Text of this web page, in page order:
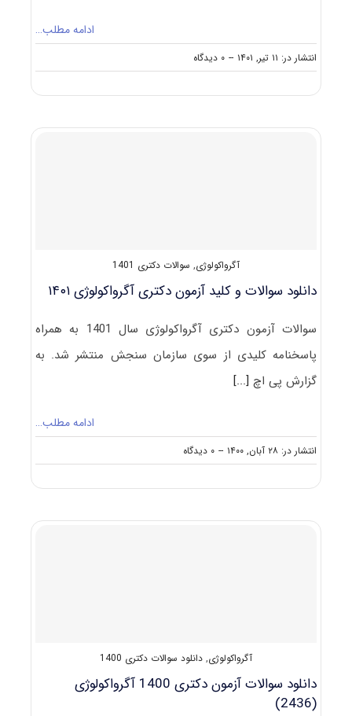
ادامه مطلب…
انتشار در: ۱۱ تیر, ۱۴۰۱ -- ۰ دیدگاه
on
گرایش
آگرواکولوژی, سوالات دکتری 1401
دانلود سوالات و کلید آزمون دکتری آگرواکولوژی ۱۴۰۱
سوالات آزمون دکتری آگرواکولوژی سال 1401 به همراه
پاسخنامه کلیدی از سوی سازمان سنجش منتشر شد. به
گزارش پی اچ[...]
ادامه مطلب…
انتشار در: ۲۸ آبان, ۱۴۰۰ -- ۰ دیدگاه
on
دانلود
آزمون
آگرواکولوژی, دانلود سوالات دکتری 1400
دانلود سوالات آزمون دکتری 1400 آگرواکولوژی
(2436)